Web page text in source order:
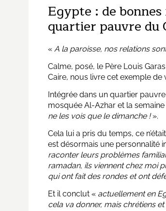
Egypte : de
quartier pauvre du
« A la paroisse, nos relations
Calme, posé, le Père Louis
Caire, nous livre cet exemple de
Intégrée dans un quartier
mosquée Al-Azhar et la
ne les vois que le dimanche !».
Cela lui a pris du temps, ce
est désormais une personnalité
raconter leurs problèmes
ramadan, ils viennent chez moi
qui ont fait des rondes et ont
Et il conclut « actuellement en
cela va donner, mais chrétiens